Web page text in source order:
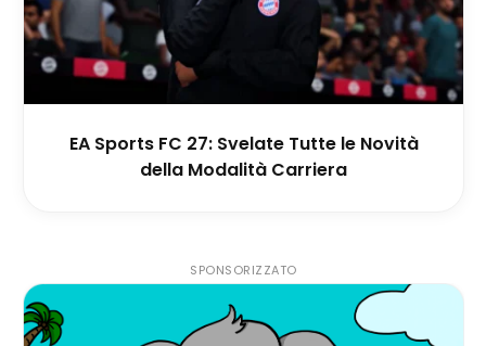
EA Sports FC 27: Svelate Tutte le Novità
della Modalità Carriera
SPONSORIZZATO